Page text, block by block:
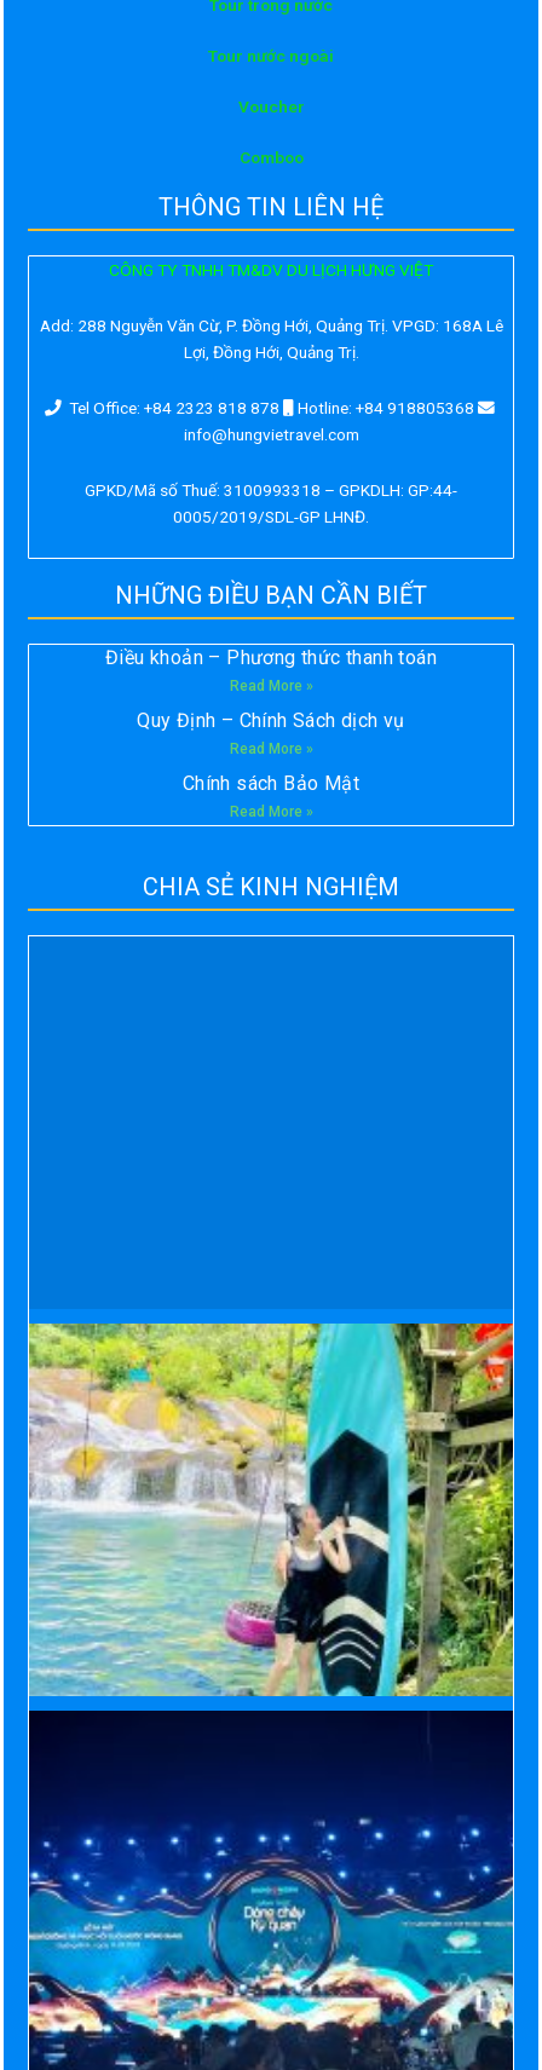
Tour trong nước
Tour nước ngoài
Voucher
Comboo
THÔNG TIN LIÊN HỆ
CÔNG TY TNHH TM&DV DU LỊCH HƯNG VIỆT
Add: 288 Nguyễn Văn Cừ, P. Đồng Hới, Quảng Trị. VPGD: 168A Lê
Lợi, Đồng Hới, Quảng Trị.
Tel Office: +84 2323 818 878
Hotline: +84 918805368
info@hungvietravel.com
GPKD/Mã số Thuế: 3100993318 – GPKDLH: GP:44-
0005/2019/SDL-GP LHNĐ.
NHỮNG ĐIỀU BẠN CẦN BIẾT
Điều khoản – Phương thức thanh toán
Read More »
Quy Định – Chính Sách dịch vụ
Read More »
Chính sách Bảo Mật
Read More »
CHIA SẺ KINH NGHIỆM